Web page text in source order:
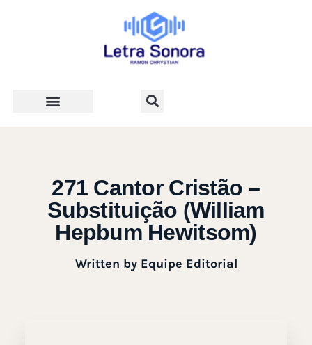
271 Cantor Cristão –
Substituição (William
Hepbum Hewitsom)
Written byEquipe Editorial